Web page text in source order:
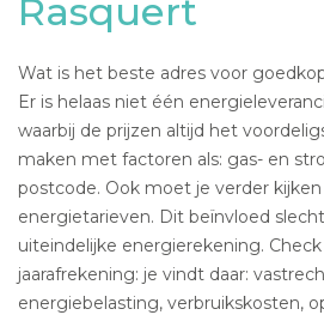
Rasquert
Wat is het beste adres voor
Er is helaas niet één
waarbij de prijzen altijd het
maken met factoren als: gas- en
postcode. Ook moet je verder
energietarieven. Dit beïnvloed
uiteindelijke energierekening.
jaarafrekening: je vindt daar:
energiebelasting, verbruikskosten,